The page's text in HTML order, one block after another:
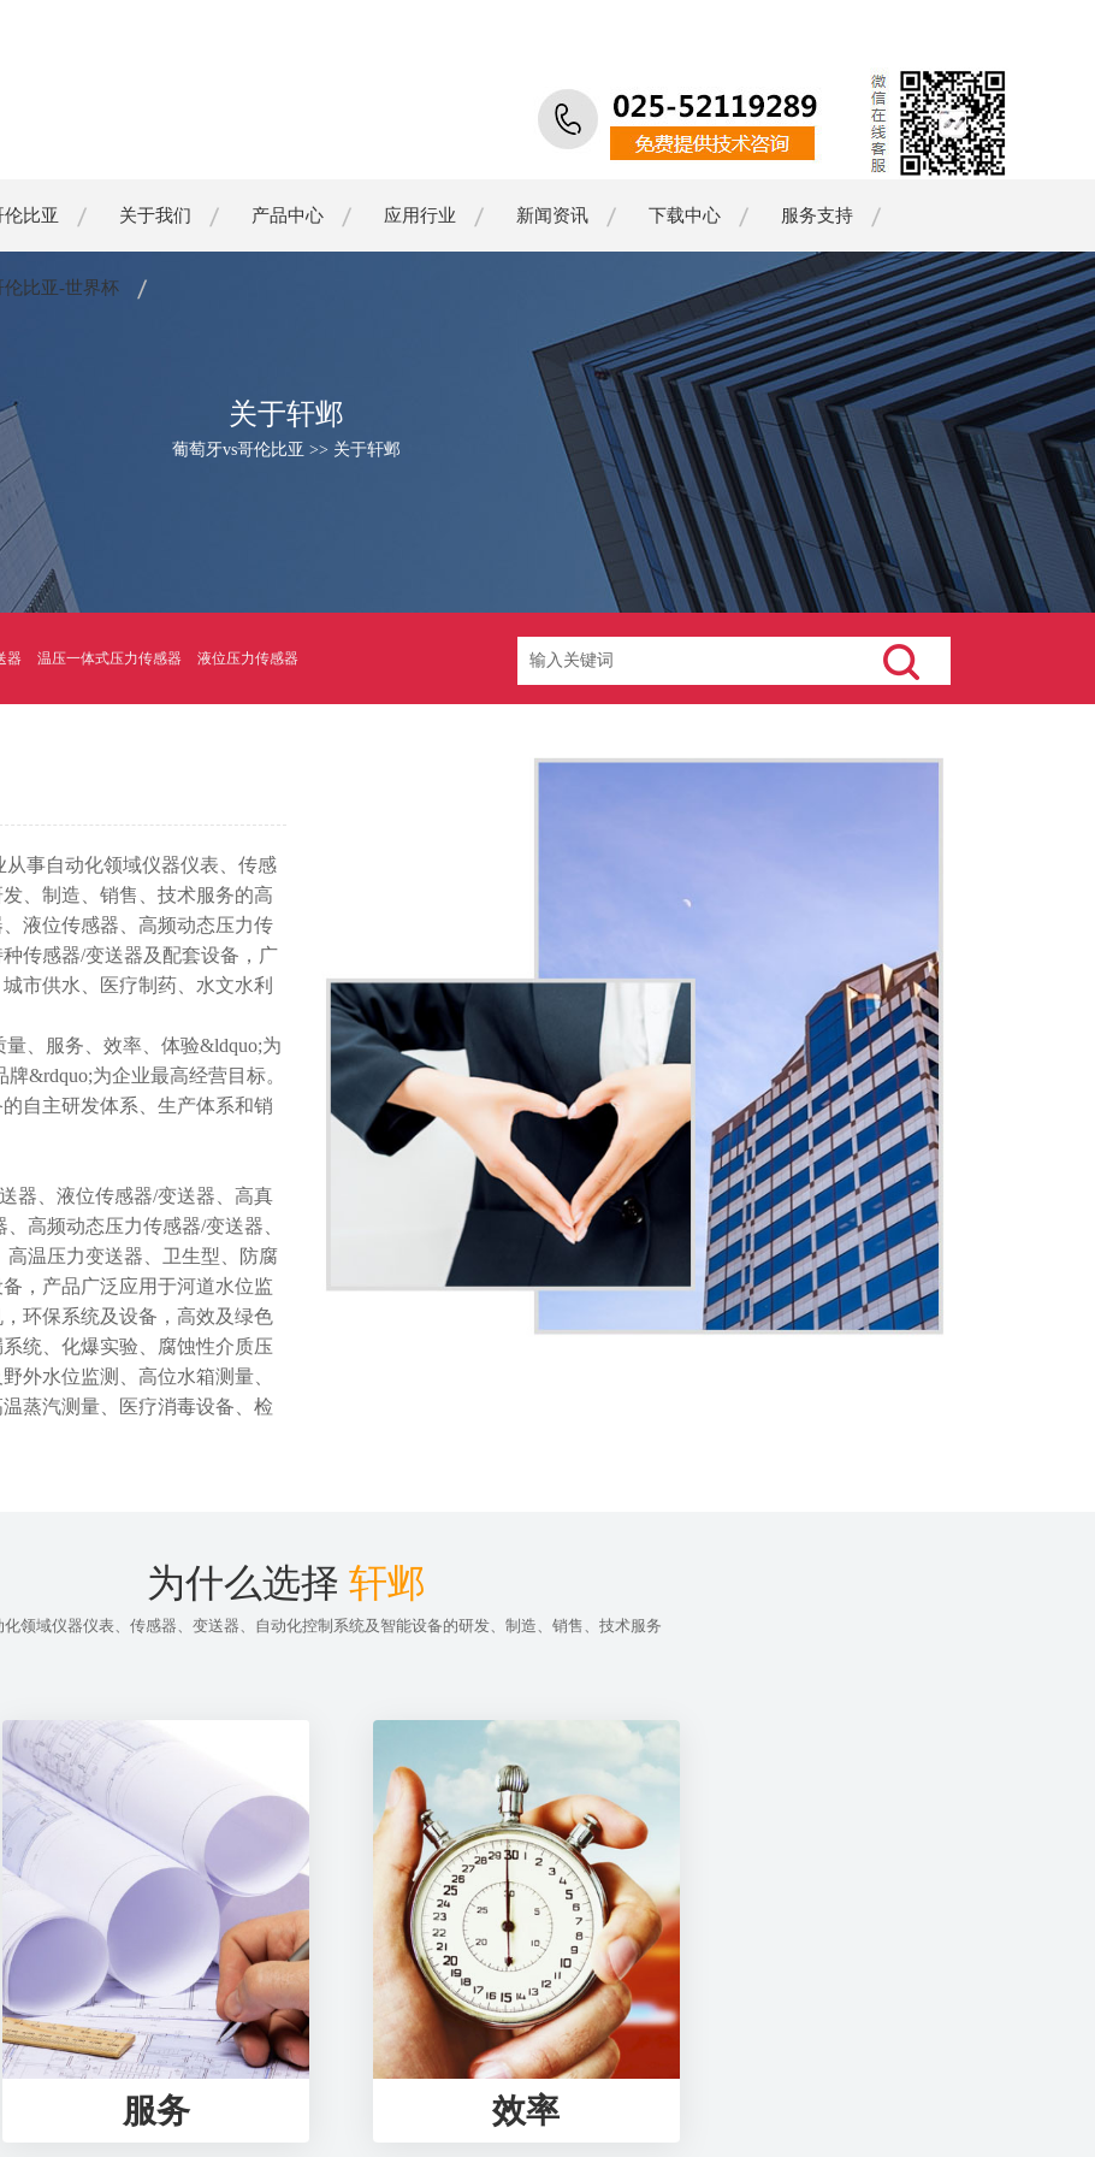
比亚 关于我们 产品中心 应用行业 新闻资讯 下载中心 服务支持
伦比亚-世界杯
关于轩邺
葡萄牙vs哥伦比亚 >> 关于轩邺
器 温压一体式压力传感器 液位压力传感器
事自动化领域仪器仪表、传感
、制造、销售、技术服务的高
液位传感器、高频动态压力传
传感器/变送器及配套设备，广
市供水、医疗制药、水文水利
、服务、效率、体验&ldquo;为
&rdquo;为企业最高经营目标。
自主研发体系、生产体系和销
器、液位传感器/变送器、高真
高频动态压力传感器/变送器、
温压力变送器、卫生型、防腐
，产品广泛应用于河道水位监
环保系统及设备，高效及绿色
统、化爆实验、腐蚀性介质压
外水位监测、高位水箱测量、
蒸汽测量、医疗消毒设备、检
为什么选择 轩邺
领域仪器仪表、传感器、变送器、自动化控制系统及智能设备的研发、制造、销售、技术服务
服务 效率